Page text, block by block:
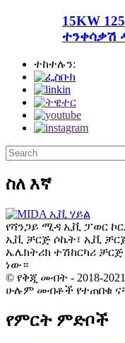
15KW
ተንቀሳቃሽ
ተከተሉን:
ስለ እኛ
የሻንጋይ ሚዳ ኢቪ ፓወር
ኢቪ ቻርጅ ሶኬት፣ ኢቪ
ኤሌክትሪክ ተሽከርካሪ
ነው።
© የቅጂ መብት - 2018-
ሁሉም መብቶች የተጠበቁ
የምርት ምድቦች